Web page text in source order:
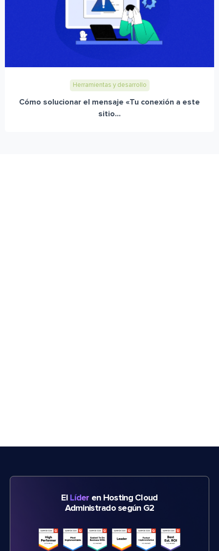
Herramientas y desarrollo
Cómo solucionar el mensaje «Tu conexión a este
sitio...
El Líder en Hosting Cloud
Administrado según G2